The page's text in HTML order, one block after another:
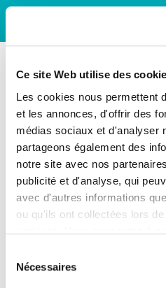
Ce site Web utilise des
Les cookies nous permettent
et les annonces, d'offrir des
médias sociaux et d'analyser
partageons également des
notre site avec nos
publicité et d'analyse, qui
avec d'autres informations
ou qu'ils ont collectées lors
Nécessaires